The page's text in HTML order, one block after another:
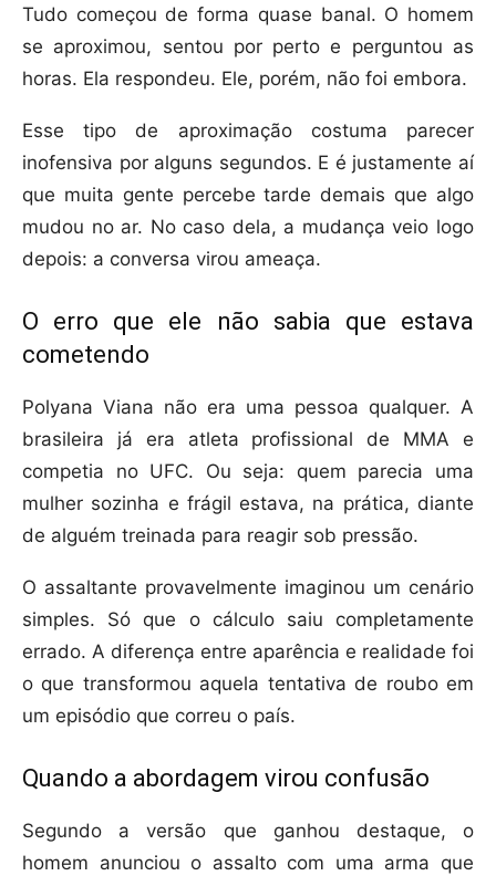
Tudo começou de forma quase banal. O homem
se aproximou, sentou por perto e perguntou as
horas. Ela respondeu. Ele, porém, não foi embora.
Esse tipo de aproximação costuma parecer
inofensiva por alguns segundos. E é justamente aí
que muita gente percebe tarde demais que algo
mudou no ar. No caso dela, a mudança veio logo
depois: a conversa virou ameaça.
O erro que ele não sabia que estava
cometendo
Polyana Viana não era uma pessoa qualquer. A
brasileira já era atleta profissional de MMA e
competia no UFC. Ou seja: quem parecia uma
mulher sozinha e frágil estava, na prática, diante
de alguém treinada para reagir sob pressão.
O assaltante provavelmente imaginou um cenário
simples. Só que o cálculo saiu completamente
errado. A diferença entre aparência e realidade foi
o que transformou aquela tentativa de roubo em
um episódio que correu o país.
Quando a abordagem virou confusão
Segundo a versão que ganhou destaque, o
homem anunciou o assalto com uma arma que